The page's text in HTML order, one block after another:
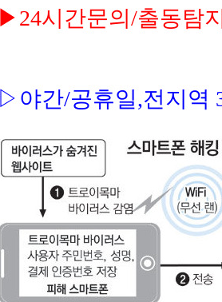
▶24시간문의/출동탐
▷야간/공휴일,전지역